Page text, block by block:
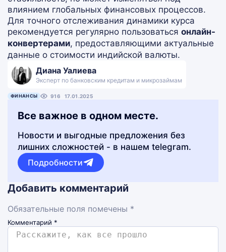
влиянием глобальных финансовых процессов.
Для точного отслеживания динамики курса
рекомендуется регулярно пользоваться онлайн-
конвертерами, предоставляющими актуальные
данные о стоимости индийской валюты.
Диана Уалиева
Эксперт по банковским кредитам и микрозаймам
ФИНАНСЫ 916 17.01.2025
Все важное в одном месте.
Новости и выгодные предложения без
лишних сложностей - в нашем telegram.
Подробности
Добавить комментарий
Обязательные поля помечены *
Комментарий *